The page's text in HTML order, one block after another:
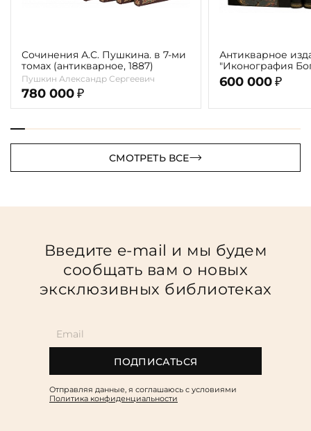
Сочинения А.С. Пушкина. в 7-ми
томах (антикварное, 1887)
Пушкин Александр Сергеевич
780 000 ₽
Антикварное
"Иконография
г. (в 2-х томах с
автора)
600 000 ₽
СМОТРЕТЬ ВСЕ
Введите e-mail и мы будем
сообщать вам о новых
эксклюзивных библиотеках
ПОДПИСАТЬСЯ
Отправляя данные, я соглашаюсь c условиями
Политика конфиденциальности